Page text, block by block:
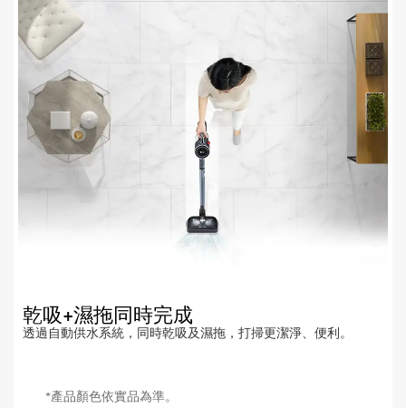
乾吸+濕拖同時完成
透過自動供水系統，同時乾吸及濕拖，打掃更潔淨、便利。
*產品顏色依實品為準。